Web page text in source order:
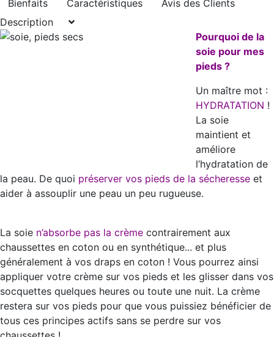
Bienfaits Caractéristiques
Avis des Clients
Description
Pourquoi de la
soie pour mes
pieds ?
Un maître mot :
HYDRATATION !
La soie
maintient et
améliore
l’hydratation de
la peau. De quoi préserver vos pieds de la sécheresse et
aider à assouplir une peau un peu rugueuse.
La soie n’absorbe pas la crème contrairement aux
chaussettes en coton ou en synthétique... et plus
généralement à vos draps en coton ! Vous pourrez ainsi
appliquer votre crème sur vos pieds et les glisser dans vos
socquettes quelques heures ou toute une nuit. La crème
restera sur vos pieds pour que vous puissiez bénéficier de
tous ces principes actifs sans se perdre sur vos